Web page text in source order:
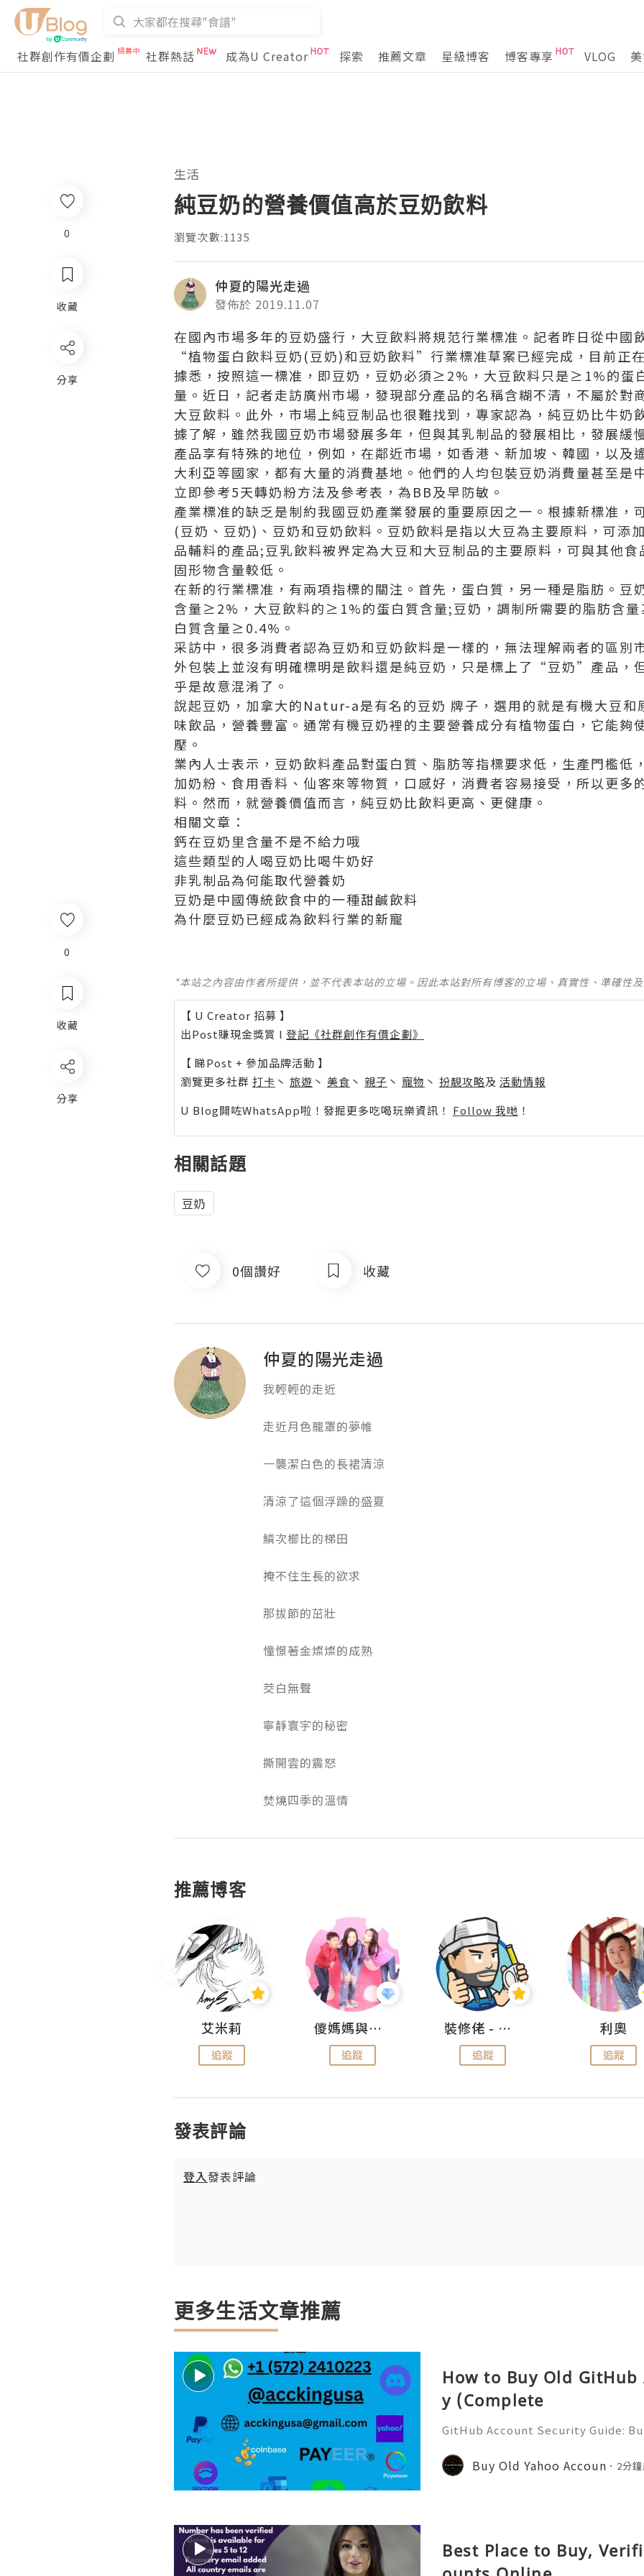
社群創作有價企劃 社群熱話 成為U Creator 探索 推薦文章 星級博客 博客專享 VLOG
0
收藏
分享
生活
純豆奶的營養價值高於豆奶飲料
瀏覽次數:1135
仲夏的陽光走過
發佈於 2019.11.07
在國內市場多年的豆奶盛行，大豆飲料將規范行業標准。記者昨日從中國
“植物蛋白飲料豆奶(豆奶)和豆奶飲料”行業標准草案已經完成，目前正
據悉，按照這一標准，即豆奶，豆奶必須≥2%，大豆飲料只是≥1%的蛋
量。近日，記者走訪廣州市場，發現部分產品的名稱含糊不清，不屬於對
大豆飲料。此外，市場上純豆制品也很難找到，專家認為，純豆奶比牛奶
據了解，雖然我國豆奶市場發展多年，但與其乳制品的發展相比，發展緩
產品享有特殊的地位，例如，在鄰近市場，如香港、新加坡、韓國，以及
大利亞等國家，都有大量的消費基地。他們的人均包裝豆奶消費量甚至是
立即參考5天轉奶粉方法及參考表，為BB及早防敏。
產業標准的缺乏是制約我國豆奶產業發展的重要原因之一。根據新標准，
(豆奶、豆奶)、豆奶和豆奶飲料。豆奶飲料是指以大豆為主要原料，可添
品輔料的產品;豆乳飲料被界定為大豆和大豆制品的主要原料，可與其他
固形物含量較低。
在新的行業標准，有兩項指標的關注。首先，蛋白質，另一種是脂肪。豆
含量≥2%，大豆飲料的≥1%的蛋白質含量;豆奶，調制所需要的脂肪含
白質含量≥0.4%。
采訪中，很多消費者認為豆奶和豆奶飲料是一樣的，無法理解兩者的區別
外包裝上並沒有明確標明是飲料還是純豆奶，只是標上了“豆奶”產品，
乎是故意混淆了。
說起豆奶，加拿大的Natur-a是有名的豆奶 牌子 ，選用的就是有機大豆
味飲品，營養豐富。通常有機豆奶裡的主要營養成分有植物蛋白，它能夠
壓。
業內人士表示，豆奶飲料產品對蛋白質、脂肪等指標要求低，生產門檻低
加奶粉、食用香料、仙客來等物質，口感好，消費者容易接受，所以更多
料。然而，就營養價值而言，純豆奶比飲料更高、更健康。
相關文章：
鈣在豆奶里含量不是不給力哦
這些類型的人喝豆奶比喝牛奶好
非乳制品為何能取代營養奶
豆奶是中國傳統飲食中的一種甜鹹飲料
為什麼豆奶已經成為飲料行業的新寵
*本站之內容由作者所提供，並不代表本站的立場。因此本站對所有博客的立場、真實性、準確性
【 U Creator 招募 】
出Post賺現金獎賞 l 登記《社群創作有價企劃》
【 睇Post + 參加品牌活動 】
瀏覽更多社群 打卡 丶 旅遊 丶 美食 丶 親子 丶 寵物 丶 扮靚攻略及 活動情報
U Blog開咗WhatsApp啦！發掘更多吃喝玩樂資訊！ Follow 我哋 ！
相關話題
豆奶
0個讚好 收藏
仲夏的陽光走過
我輕輕的走近
走近月色籠罩的夢帷
一襲潔白色的長裙清涼
清涼了這個浮躁的盛夏
鱗次櫛比的梯田
掩不住生長的欲求
那拔節的茁壯
憧憬著金燦燦的成熟
茭白無聲
寧靜寰宇的秘密
撕開雲的震怒
焚燒四季的溫情
推薦博客
艾米莉
追蹤
儍媽媽與兩隻小魔怪之家
追蹤
裝修佬 - 香港一站式網上裝修平台
追蹤
利奧
追蹤
發表評論
登入發表評論
更多生活文章推薦
How to Buy Old
y (Complete
GitHub Account Security Guide:
d's leading platforms for
ration. Millions of develo
Buy Old Yahoo Accoun 2分
Best Place to Buy,
0
收藏
分享